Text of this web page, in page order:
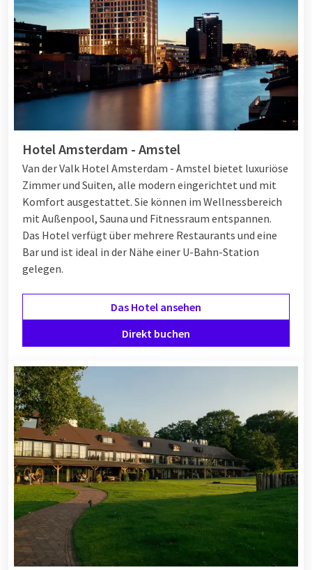
Hotel Amsterdam - Amstel
Van der Valk Hotel Amsterdam - Amstel bietet luxuriöse
Zimmer und Suiten, alle modern eingerichtet und mit
Komfort ausgestattet. Sie können im Wellnessbereich
mit Außenpool, Sauna und Fitnessraum entspannen.
Das Hotel verfügt über mehrere Restaurants und eine
Bar und ist ideal in der Nähe einer U-Bahn-Station
gelegen.
Das Hotel ansehen
Direkt buchen